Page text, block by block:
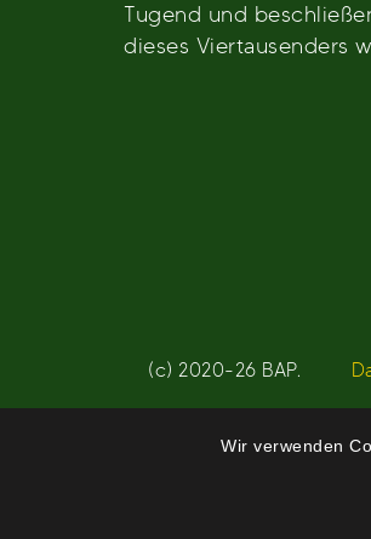
Tugend und
dieses Viertausenders
(c) 2020-26 BAP.
Wir verwenden